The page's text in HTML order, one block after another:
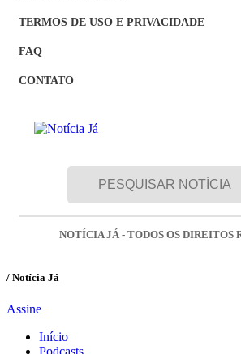
TERMOS DE USO E PRIVACIDADE
FAQ
CONTATO
NOTÍCIA JÁ - TODOS OS DIREITOS
/ Notícia Já
Assine
Início
Podcasts